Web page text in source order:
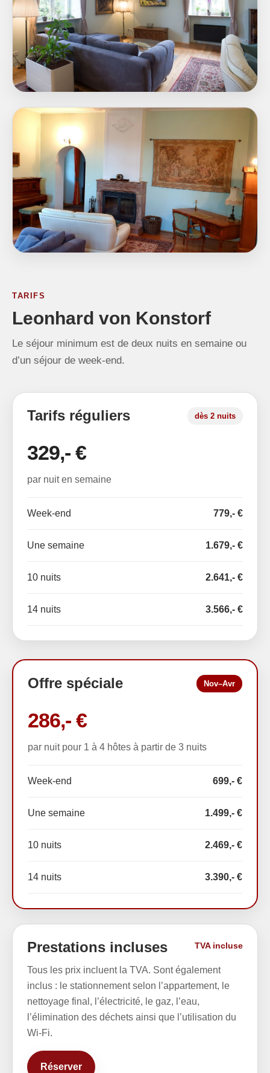
TARIFS
Leonhard von Konstorf
Le séjour minimum est de deux nuits en semaine ou
d’un séjour de week-end.
Tarifs réguliers dès 2 nuits
329,- €
par nuit en semaine
Week-end 779,- €
Une semaine 1.679,- €
10 nuits 2.641,- €
14 nuits 3.566,- €
Offre spéciale Nov–Avr
286,- €
par nuit pour 1 à 4 hôtes à partir de 3 nuits
Week-end 699,- €
Une semaine 1.499,- €
10 nuits 2.469,- €
14 nuits 3.390,- €
Prestations incluses TVA incluse
Tous les prix incluent la TVA. Sont également
inclus : le stationnement selon l’appartement, le
nettoyage final, l’électricité, le gaz, l’eau,
l’élimination des déchets ainsi que l’utilisation du
Wi-Fi.
Réserver